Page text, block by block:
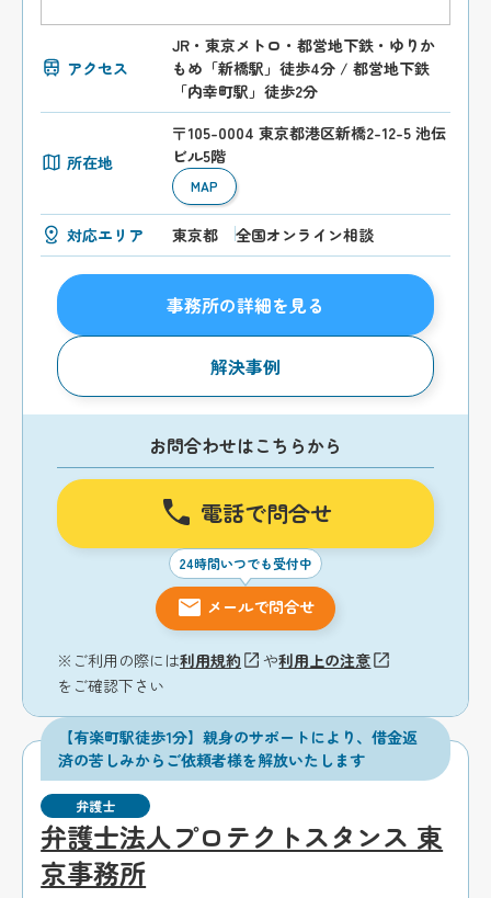
アクセス
JR・東京メトロ・都営地下鉄・ゆりか
もめ「新橋駅」徒歩4分 / 都営地下鉄
「内幸町駅」徒歩2分
所在地
〒105-0004 東京都港区新橋2-12-5 池伝
ビル5階
MAP
対応エリア 東京都 全国オンライン相談
事務所の詳細を見る
解決事例
お問合わせはこちらから
電話で問合せ
24時間いつでも受付中
メールで問合せ
※ご利用の際には利用規約 や利用上の注意
をご確認下さい
【有楽町駅徒歩1分】親身のサポートにより、借金返
済の苦しみからご依頼者様を解放いたします
弁護士
弁護士法人プロテクトスタンス 東
京事務所